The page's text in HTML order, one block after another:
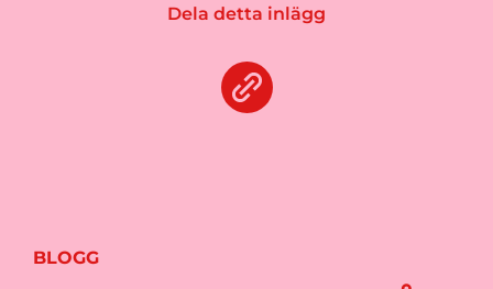
Dela detta inlägg
BLOGG